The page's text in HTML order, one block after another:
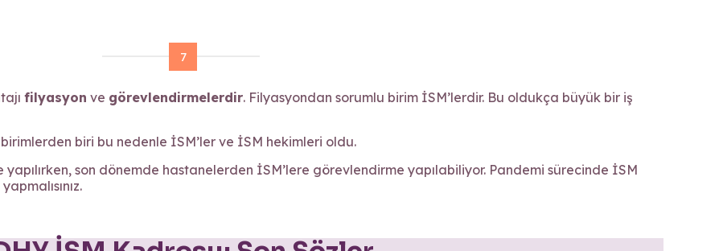
7
filyasyon ve görevlendirmelerdir. Filyasyondan sorumlu birim İSM’lerdir. Bu oldukça büyük bir iş
biri bu nedenle İSM’ler ve İSM hekimleri oldu.
son dönemde hastanelerden İSM’lere görevlendirme yapılabiliyor. Pandemi sürecinde İSM